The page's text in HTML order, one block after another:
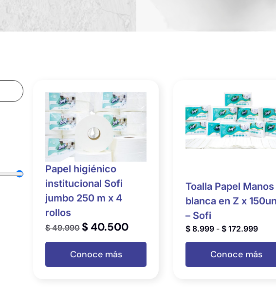
Papel higiénico
institucional Sofi
jumbo 250 m x 4
rollos
$49.990 $ 40.500
Conoce más
Toalla Papel Manos
blanca en Z x
– Sofi
$ 8.999 - $ 172.999
Conoce más